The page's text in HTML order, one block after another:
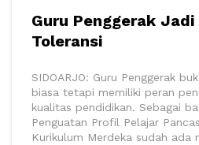
Guru Penggerak Jadi
Toleransi
SIDOARJO: Guru Penggerak
biasa tetapi memiliki peran
kualitas pendidikan. Sebagai
Penguatan Profil Pelajar
Kurikulum Merdeka sudah ada